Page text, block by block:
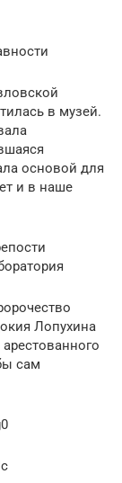
в музей.
основой для
и в наше
Лопухина
сам